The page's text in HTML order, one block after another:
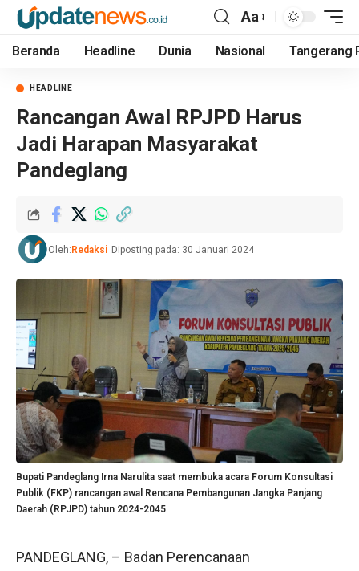
Aa
Beranda Headline Dunia Nasional Tangerang
HEADLINE
Rancangan Awal RPJPD Harus
Jadi Harapan Masyarakat
Pandeglang
Oleh: Redaksi Diposting pada: 30 Januari 2024
Bupati Pandeglang Irna Narulita saat membuka acara Forum Konsultasi
Publik (FKP) rancangan awal Rencana Pembangunan Jangka Panjang
Daerah (RPJPD) tahun 2024-2045
PANDEGLANG, – Badan Perencanaan